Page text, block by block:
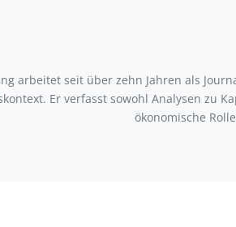
arbeitet seit über zehn Jahren als
Er verfasst sowohl Analysen zu
ökonomische